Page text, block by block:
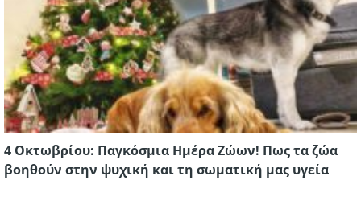
4 Οκτωβρίου: Παγκόσμια Ημέρα Ζώων! Πως τα ζώα
βοηθούν στην ψυχική και τη σωματική μας υγεία